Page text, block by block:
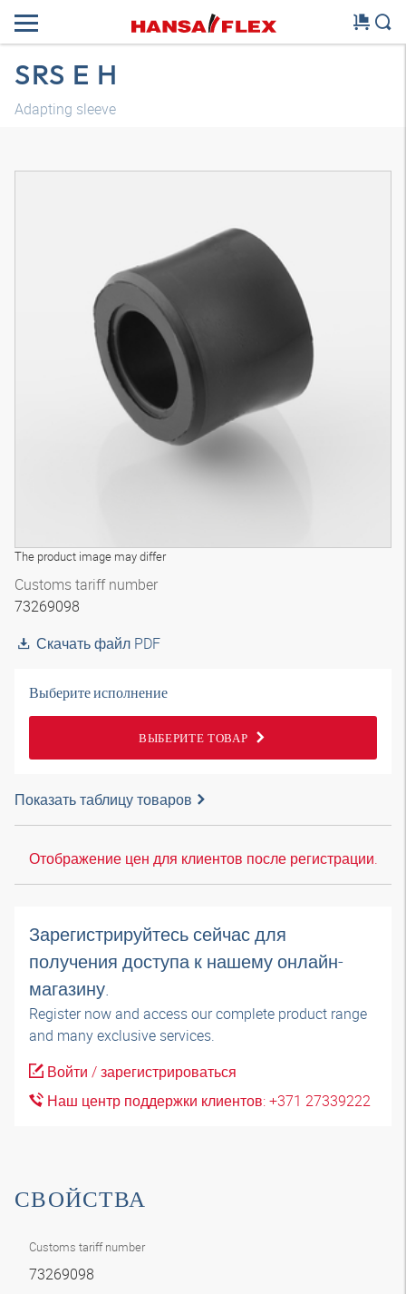
SRS E H
Adapting sleeve
The product image may differ
Customs tariff number
73269098
Скачать файл PDF
Выберите исполнение
ВЫБЕРИТЕ ТОВАР
Показать таблицу товаров
Отображение цен для клиентов после регистрации.
Зарегистрируйтесь сейчас для
получения доступа к нашему онлайн-
магазину.
Register now and access our complete product range
and many exclusive services.
Войти / зарегистрироваться
Наш центр поддержки клиентов: +371 27339222
СВОЙСТВА
Customs tariff number
73269098